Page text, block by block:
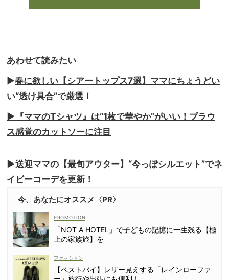
あわせて読みたい
▶️春に欲しい【シアートップス7選】ママにちょうどい
い“透け具合”で厳選！
▶️『ママのTシャツ』は“1枚で華やか”がいい！ブラウ
ス感覚のカットソーに注目
▶️送迎ママの【最旬アウター】“今っぽシルエット”でネ
イビーコーデを更新！
今、あなたにオススメ〈PR〉
「NOT A HOTEL」で子どもの記憶に一生残る【極
上の家族旅】を
ファッション
【ベストバイ】レザー見えする「レインローファ